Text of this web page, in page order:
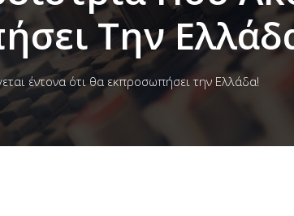
Την
έντονα ότι θα εκπροσωπήσει την Ελλάδα!